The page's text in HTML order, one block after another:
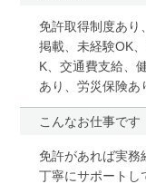
免許取得制度あり
掲載、未経験OK
K、交通費支給、
あり、労災保険あ
こんなお仕事です
免許があれば実務
丁寧にサポートし